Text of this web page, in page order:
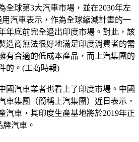
全球第3大汽車市場，並在2030年左
汽車表示，作為全球縮減計畫的一
年底前完全退出印度市場。對此，該
造商無法很好地滿足印度消費者的需
有合適的低成本產品，而上汽集團的
的。(工商時報)
國汽車業者也看上了印度市場。中國
車集團（簡稱上汽集團）近日表示，
汽車，其印度生產基地將於2019年正
汽車。